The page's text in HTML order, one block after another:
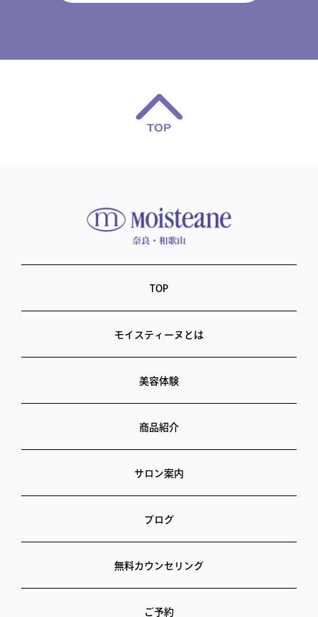
TOP
モイスティーヌとは
美容体験
商品紹介
サロン案内
ブログ
無料カウンセリング
ご予約